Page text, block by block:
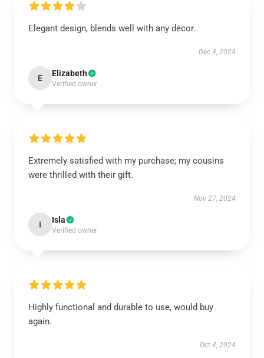
Elegant design, blends well with any décor.
Dec 4, 2024
E Elizabeth
Verified owner
Extremely satisfied with my purchase; my cousins
were thrilled with their gift.
Nov 27, 2024
I Isla
Verified owner
Highly functional and durable to use, would buy
again.
Oct 4, 2024